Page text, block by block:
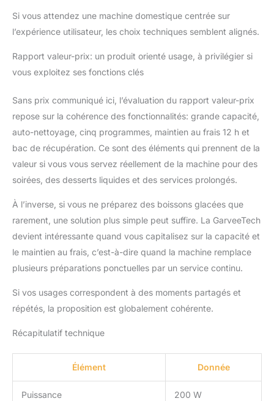
Si vous attendez une machine domestique centrée sur
l’expérience utilisateur, les choix techniques semblent alignés.
Rapport valeur-prix: un produit orienté usage, à privilégier si
vous exploitez ses fonctions clés
Sans prix communiqué ici, l’évaluation du rapport valeur-prix
repose sur la cohérence des fonctionnalités: grande capacité,
auto-nettoyage, cinq programmes, maintien au frais 12 h et
bac de récupération. Ce sont des éléments qui prennent de la
valeur si vous vous servez réellement de la machine pour des
soirées, des desserts liquides et des services prolongés.
À l’inverse, si vous ne préparez des boissons glacées que
rarement, une solution plus simple peut suffire. La GarveeTech
devient intéressante quand vous capitalisez sur la capacité et
le maintien au frais, c’est-à-dire quand la machine remplace
plusieurs préparations ponctuelles par un service continu.
Si vos usages correspondent à des moments partagés et
répétés, la proposition est globalement cohérente.
Récapitulatif technique
Élément Donnée
Puissance 200 W